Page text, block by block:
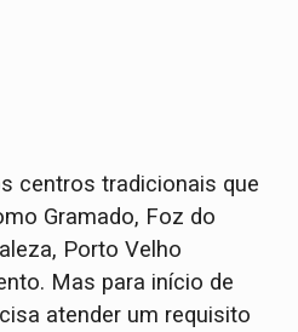
centros tradicionais que
Gramado, Foz do
Porto Velho
Mas para início de
atender um requisito